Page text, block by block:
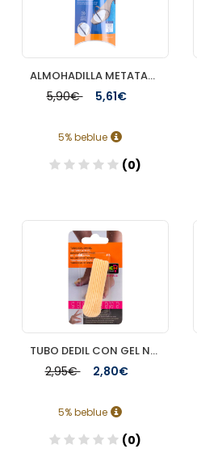
ALMOHADILLA METATARSAL ADH NEH FEET MULLIDORA ANTIDESLIZANTE 2 UNIDADES
5,90€ 5,61€
5% beblue
(0)
Añadir
TUBO DEDIL CON GEL NEH 1 UNIDAD TALLA GRANDE
2,95€ 2,80€
5% beblue
(0)